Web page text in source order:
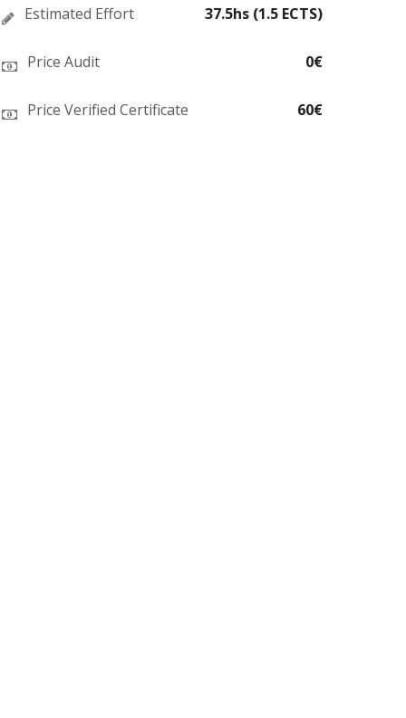
Estimated Effort 37.5hs (1.5 ECTS)
Price Audit 0€
Price Verified Certificate 60€